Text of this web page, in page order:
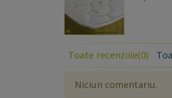
Toate recenziile(0)
Niciun comentariu.